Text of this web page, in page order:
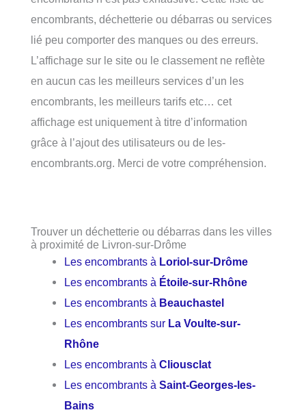
encombrants, déchetterie ou débarras ou services
lié peu comporter des manques ou des erreurs.
L’affichage sur le site ou le classement ne reflète
en aucun cas les meilleurs services d’un les
encombrants, les meilleurs tarifs etc… cet
affichage est uniquement à titre d’information
grâce à l’ajout des utilisateurs ou de les-
encombrants.org. Merci de votre compréhension.
Trouver un déchetterie ou débarras dans les villes
à proximité de Livron-sur-Drôme
Les encombrants à Loriol-sur-Drôme
Les encombrants à Étoile-sur-Rhône
Les encombrants à Beauchastel
Les encombrants sur La Voulte-sur-
Rhône
Les encombrants àCliousclat
Les encombrants àSaint-Georges-les-
Bains